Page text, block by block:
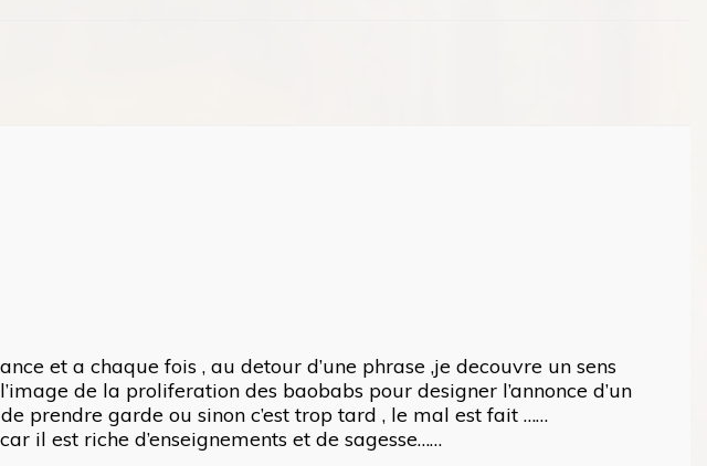
et a chaque fois , au detour d’une phrase ,je decouvre un sens
de la proliferation des baobabs pour designer l’annonce d’un
prendre garde ou sinon c’est trop tard , le mal est fait ……
il est riche d’enseignements et de sagesse……